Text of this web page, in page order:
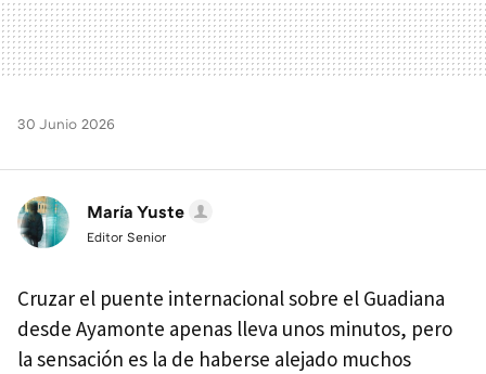
30 Junio 2026
María Yuste
Editor Senior
Cruzar el puente internacional sobre el Guadiana
desde Ayamonte apenas lleva unos minutos, pero
la sensación es la de haberse alejado muchos